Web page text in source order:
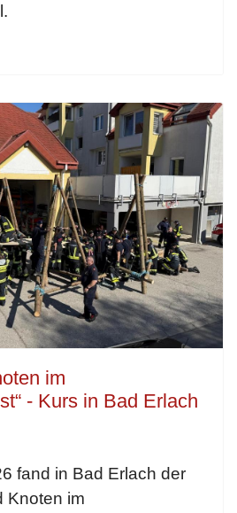
im
- Kurs in Bad Erlach
fand in Bad Erlach der
Knoten im